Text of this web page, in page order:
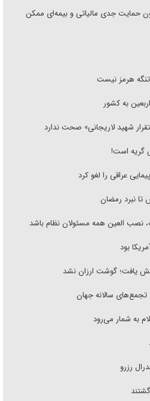
حمایت جدی مالیاتی و بیمه‌ای ممکن
تنگه هرمز نیست
شهید لاریجانی» صحت ندارد
گریه است!
عراقی را لغو کرد
تا نبرد رمضان
نصب العین همه مسئولان نظام باشد
بود
سالانه جهان
به شمار می‌رود
رزرو